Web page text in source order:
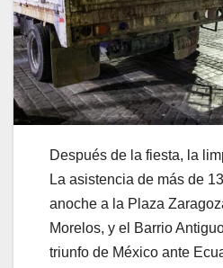
Después de la fiesta, la
La asistencia de más de
anoche a la Plaza
Morelos, y el Barrio
triunfo de México ante